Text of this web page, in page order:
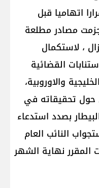
اتهاميا قبل
مصادر مطلعة
، لاستكمال
القضائية
والاوروبية،
حول تحقيقاته في
بصدد استدعاء
النائب العام
المقرر نهاية الشهر